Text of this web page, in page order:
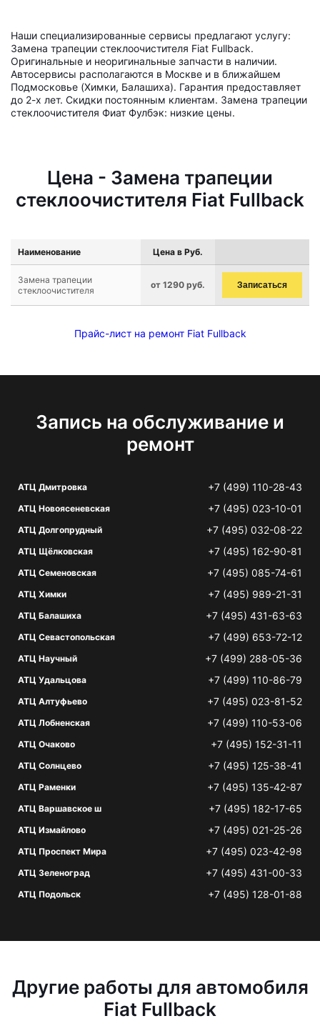
Наши специализированные сервисы предлагают услугу:
Замена трапеции стеклоочистителя Fiat Fullback.
Оригинальные и неоригинальные запчасти в наличии.
Автосервисы располагаются в Москве и в ближайшем
Подмосковье (Химки, Балашиха). Гарантия предоставляет
до 2-х лет. Скидки постоянным клиентам. Замена трапеции
стеклоочистителя Фиат Фулбэк: низкие цены.
Цена - Замена трапеции
стеклоочистителя Fiat Fullback
Наименование Цена в Руб.
Замена трапеции
стеклоочистителя
от 1290 руб. Записаться
Прайс-лист на ремонт Fiat Fullback
Запись на обслуживание и
ремонт
АТЦ Дмитровка +7 (499) 110-28-43
АТЦ Новоясеневская +7 (495) 023-10-01
АТЦ Долгопрудный +7 (495) 032-08-22
АТЦ Щёлковская +7 (495) 162-90-81
АТЦ Семеновская +7 (495) 085-74-61
АТЦ Химки +7 (495) 989-21-31
АТЦ Балашиха +7 (495) 431-63-63
АТЦ Севастопольская +7 (499) 653-72-12
АТЦ Научный +7 (499) 288-05-36
АТЦ Удальцова +7 (499) 110-86-79
АТЦ Алтуфьево +7 (495) 023-81-52
АТЦ Лобненская +7 (499) 110-53-06
АТЦ Очаково +7 (495) 152-31-11
АТЦ Солнцево +7 (495) 125-38-41
АТЦ Раменки +7 (495) 135-42-87
АТЦ Варшавское ш +7 (495) 182-17-65
АТЦ Измайлово +7 (495) 021-25-26
АТЦ Проспект Мира +7 (495) 023-42-98
АТЦ Зеленоград +7 (495) 431-00-33
АТЦ Подольск +7 (495) 128-01-88
Другие работы для автомобиля
Fiat Fullback